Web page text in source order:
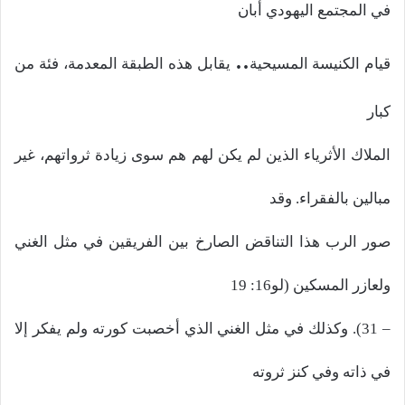
في المجتمع اليهودي أبان
قيام الكنيسة المسيحية.. يقابل هذه الطبقة المعدمة، فئة من
كبار
الملاك الأثرياء الذين لم يكن لهم هم سوى زيادة ثرواتهم، غير
مبالين بالفقراء. وقد
صور الرب هذا التناقض الصارخ بين الفريقين في مثل الغني
ولعازر المسكين (لو16: 19
– 31). وكذلك في مثل الغني الذي أخصبت كورته ولم يفكر إلا
في ذاته وفي كنز ثروته